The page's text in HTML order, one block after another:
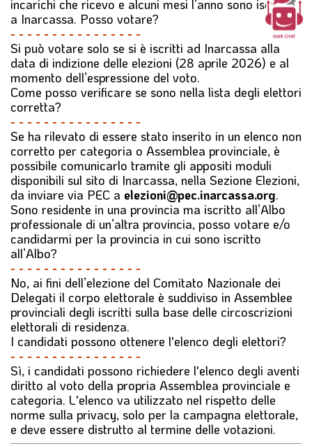
incarichi che ricevo e alcuni mesi l’anno sono iscritto
a Inarcassa. Posso votare?
- - - - - - - - - - - - - - - -
Si può votare solo se si è iscritti ad Inarcassa alla
data di indizione delle elezioni (28 aprile 2026) e al
momento dell’espressione del voto.
Come posso verificare se sono nella lista degli elettori
corretta?
- - - - - - - - - - - - - - - -
Se ha rilevato di essere stato inserito in un elenco non
corretto per categoria o Assemblea provinciale, è
possibile comunicarlo tramite gli appositi moduli
disponibili sul sito di Inarcassa, nella Sezione Elezioni,
da inviare via PEC a elezioni@pec.inarcassa.org.
Sono residente in una provincia ma iscritto all’Albo
professionale di un’altra provincia, posso votare e/o
candidarmi per la provincia in cui sono iscritto
all’Albo?
- - - - - - - - - - - - - - - -
No, ai fini dell’elezione del Comitato Nazionale dei
Delegati il corpo elettorale è suddiviso in Assemblee
provinciali degli iscritti sulla base delle circoscrizioni
elettorali di residenza.
I candidati possono ottenere l'elenco degli elettori?
- - - - - - - - - - - - - - - -
Sì, i candidati possono richiedere l'elenco degli aventi
diritto al voto della propria Assemblea provinciale e
categoria. L'elenco va utilizzato nel rispetto delle
norme sulla privacy, solo per la campagna elettorale,
e deve essere distrutto al termine delle votazioni.